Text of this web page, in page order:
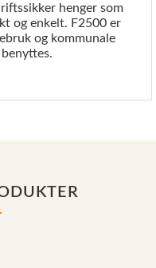
henger som
og enkelt. F2500 er
og kommunale